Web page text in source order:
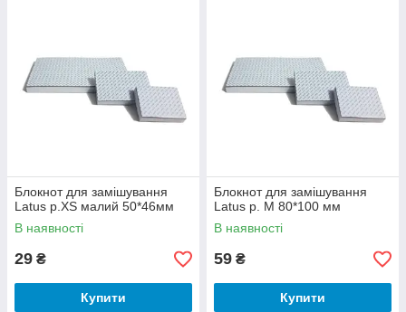
Блокнот для замішування
Latus р.XS малий 50*46мм
В наявності
29 ₴
Купити
Блокнот для замішування
Latus р. M 80*100 мм
В наявності
59 ₴
Купити